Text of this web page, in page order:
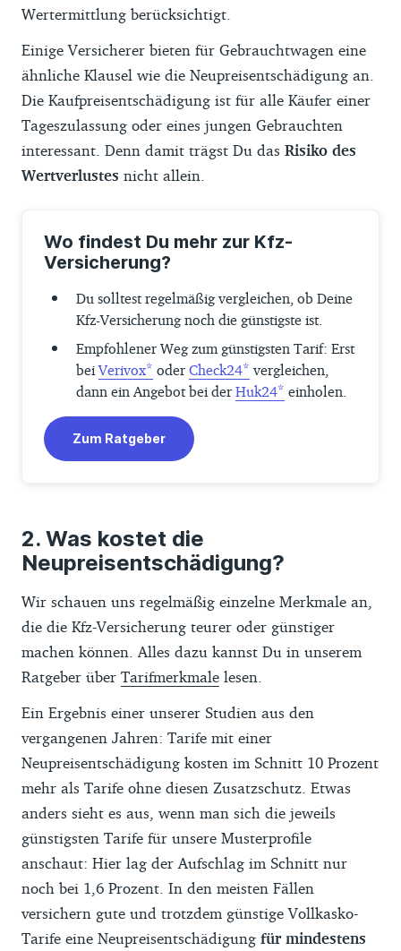
Wertermittlung berücksichtigt.
Einige Versicherer bieten für Gebrauchtwagen eine
ähnliche Klausel wie die Neupreisentschädigung an.
Die Kaufpreisentschädigung ist für alle Käufer einer
Tageszulassung oder eines jungen Gebrauchten
interessant. Denn damit trägst Du das Risiko des
Wertverlustes nicht allein.
Wo findest Du mehr zur Kfz-
Versicherung?
Du solltest regelmäßig vergleichen, ob Deine
Kfz-Versicherung noch die günstigste ist.
Empfohlener Weg zum günstigsten Tarif: Erst
beiVerivox oder Check24 vergleichen,
dann ein Angebot bei der Huk24 einholen.
Zum Ratgeber
Was kostet die
Neupreisentschädigung?
Wir schauen uns regelmäßig einzelne Merkmale an,
die die Kfz-Versicherung teurer oder günstiger
machen können. Alles dazu kannst Du in unserem
Ratgeber über Tarifmerkmale lesen.
Ein Ergebnis einer unserer Studien aus den
vergangenen Jahren: Tarife mit einer
Neupreisentschädigung kosten im Schnitt 10 Prozent
mehr als Tarife ohne diesen Zusatzschutz. Etwas
anders sieht es aus, wenn man sich die jeweils
günstigsten Tarife für unsere Musterprofile
anschaut: Hier lag der Aufschlag im Schnitt nur
noch bei 1,6 Prozent. In den meisten Fällen
versichern gute und trotzdem günstige Vollkasko-
Tarife eine Neupreisentschädigung für mindestens